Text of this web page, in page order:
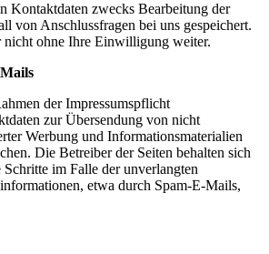
Kontaktdaten zwecks Bearbeitung der
von Anschlussfragen bei uns gespeichert.
nicht ohne Ihre Einwilligung weiter.
der Impressumspflicht
zur Übersendung von nicht
Werbung und Informationsmaterialien
Die Betreiber der Seiten behalten sich
im Falle der unverlangten
etwa durch Spam-E-Mails,